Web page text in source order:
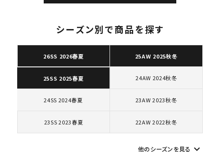
キーワードから探す
カテゴリーから探す
シーズン別で商品を探す
26SS 2026春夏 25AW 2025秋冬
25SS 2025春夏 24AW 2024秋冬
24SS 2024春夏 23AW 2023秋冬
23SS 2023春夏 22AW 2022秋冬
他のシーズンを見る keyboard_arrow_down